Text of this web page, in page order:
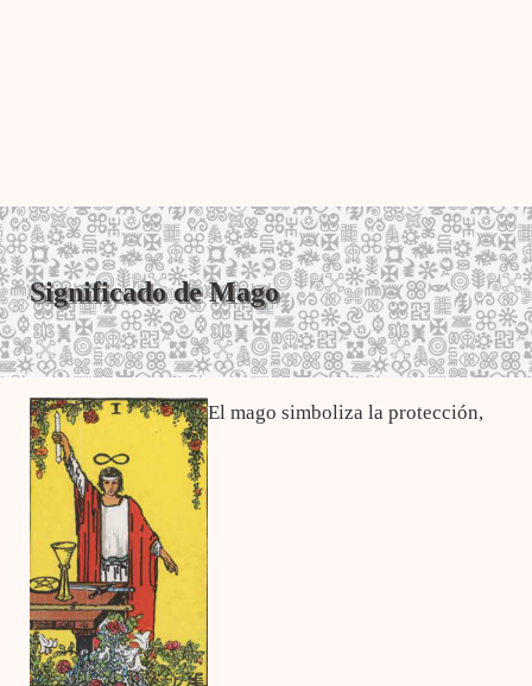
Significado de Mago
El mago simboliza la protección,